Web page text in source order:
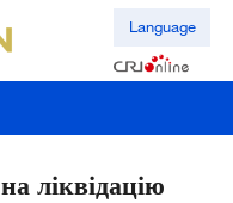
Language
ліквідацію